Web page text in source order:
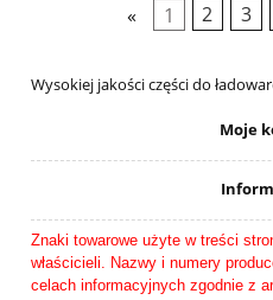
« 1 2 3
Wysokiej jakości części do
Moje
Znaki towarowe użyte w treści
właścicieli. Nazwy i numery
celach informacyjnych zgodnie z